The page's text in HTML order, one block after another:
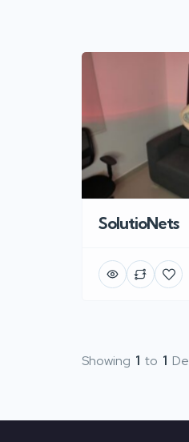
SolutioNets
Showing 1 to 1 De